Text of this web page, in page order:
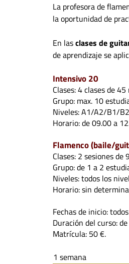
La profesora de
la oportunidad de
En lasclases de
de aprendizaje se
Intensivo 20
Clases: 4 clases de
Grupo: max. 10
Niveles: A1/A2/B1/
Horario: de 09.00 a
Flamenco (baile/
Clases: 2 sesiones
Grupo: de 1 a 2
Niveles: todos los
Horario: sin
Fechas de inicio:
Duración del curso:
Matrícula: 50 €.
1 semana